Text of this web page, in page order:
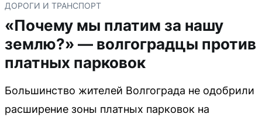
ДОРОГИ И ТРАНСПОРТ
«Почему мы платим за нашу
землю?» — волгоградцы против
платных парковок
Большинство жителей Волгограда не одобрили
расширение зоны платных парковок на